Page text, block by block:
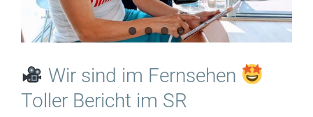
Wir sind im Fernsehen
Toller Bericht im SR